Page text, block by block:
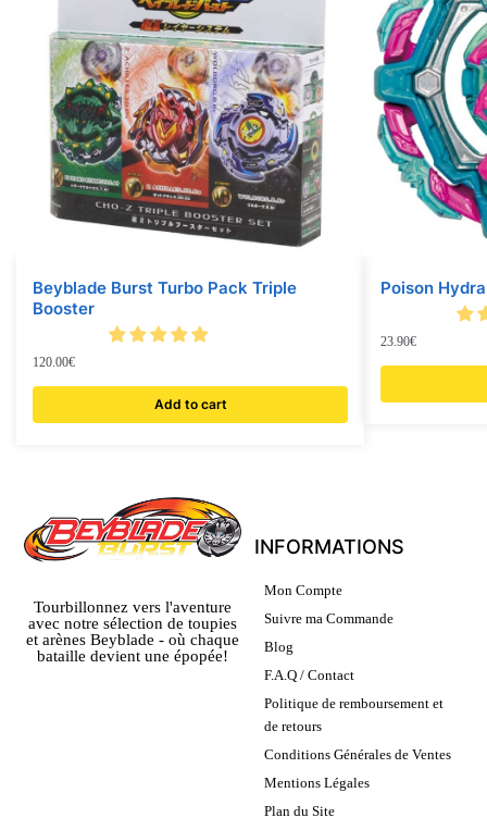
Beyblade Burst Turbo Pack Triple
Booster
120.00€
Add to cart
Poison
23.90€
Tourbillonnez vers l'aventure
avec notre sélection de toupies
et arènes Beyblade - où chaque
bataille devient une épopée!
INFORMATIONS
Mon Compte
Suivre ma Commande
Blog
F.A.Q / Contact
Politique de remboursement et
de retours
Conditions Générales de Ventes
Mentions Légales
Plan du Site